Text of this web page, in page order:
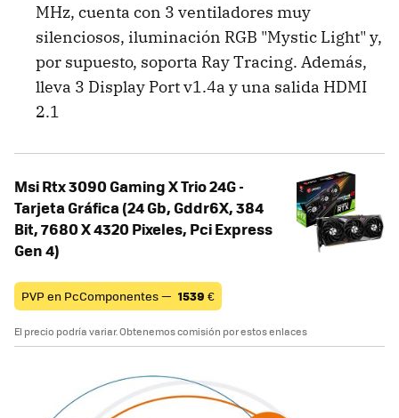
MHz, cuenta con 3 ventiladores muy
silenciosos, iluminación RGB "Mystic Light" y,
por supuesto, soporta Ray Tracing. Además,
lleva 3 Display Port v1.4a y una salida HDMI
2.1
Msi Rtx 3090 Gaming X Trio 24G -
Tarjeta Gráfica (24 Gb, Gddr6X, 384
Bit, 7680 X 4320 Pixeles, Pci Express
Gen 4)
PVP en PcComponentes — 1539 €
El precio podría variar. Obtenemos comisión por estos enlaces